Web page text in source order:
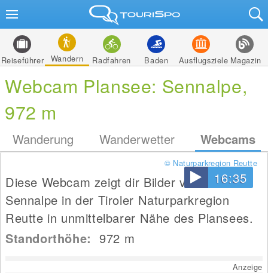
Reiseführer Wandern Radfahren Baden Ausflugsziele Magazin
Webcam Plansee: Sennalpe,
972 m
Wanderung Wanderwetter Webcams
16:35
© Naturparkregion Reutte
Diese Webcam zeigt dir Bilder von der
Sennalpe in der Tiroler Naturparkregion
Reutte in unmittelbarer Nähe des Plansees.
Standorthöhe:972 m
Anzeige